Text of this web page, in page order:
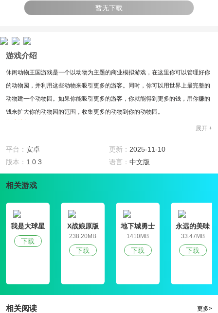
暂无下载
游戏介绍
休闲动物王国游戏是一个以动物为主题的商业模拟游戏，在这里你可以管理好你
的动物园，并利用这些动物来吸引更多的游客。同时，你可以用世界上最完整的
动物建一个动物园。如果你能吸引更多的游客，你就能得到更多的钱，用你赚的
钱来扩大你的动物园的范围，收集更多的动物到你的动物园。
1、休闲动物王国游戏的画面仍然很简单。那些动物也很抽象，但是我们可以清
楚地看到它们是什么动物。
2、收集更多的动物，加入你的动物园。只有当你的动物园里有更多的动物时，
你才能吸引更多的游客。
3、不同的动物必须分开饲养。如果把它们放在一起，很容易发生事故。
1、继续建造你的动物园，扩大你的动物园的规模以容纳更多的动物。
3、这里的每个区域都应该划分得很好，如果每个动物的区域划分得不好，那会
很麻烦。
钱时，你才能更好地发展你的动物园。
展开 +
平台： 安卓 更新： 2025-11-10
版本： 1.0.3 语言： 中文版
相关游戏
我是大球星
下载
X战娘原版
238.20MB
下载
地下城勇士
官网版
1410MB
下载
永远的美味
星球4破解版
33.47MB
下载
相关阅读 更多>